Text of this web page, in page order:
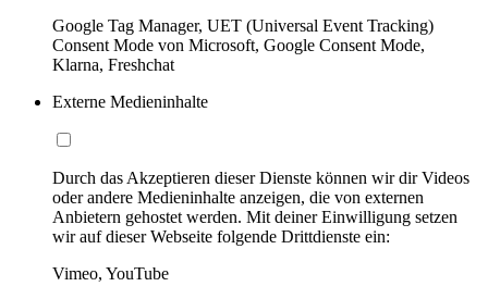
Google Tag Manager, UET (Universal Event Tracking)
Consent Mode von Microsoft, Google Consent Mode,
Klarna, Freshchat
Externe Medieninhalte
Durch das Akzeptieren dieser Dienste können wir dir Videos
oder andere Medieninhalte anzeigen, die von externen
Anbietern gehostet werden. Mit deiner Einwilligung setzen
wir auf dieser Webseite folgende Drittdienste ein:
Vimeo, YouTube